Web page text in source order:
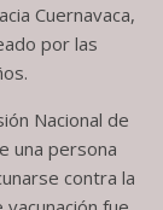
Cuernavaca,
por las
Nacional de
una persona
contra la